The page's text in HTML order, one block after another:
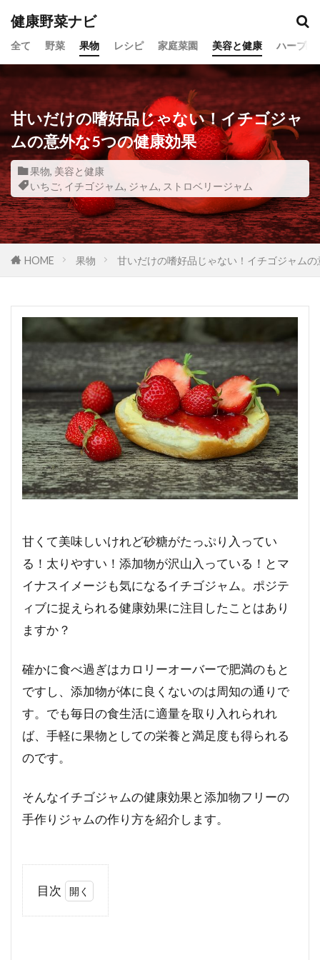
健康野菜ナビ
全て 野菜 果物 レシピ 家庭菜園 美容と健康 ハーブ
甘いだけの嗜好品じゃない！イチゴジャ
ムの意外な5つの健康効果
果物, 美容と健康
いちご, イチゴジャム, ジャム, ストロベリージャム
HOME 果物 甘いだけの嗜好品じゃない！イチゴジャム
甘くて美味しいけれど砂糖がたっぷり入ってい
る！太りやすい！添加物が沢山入っている！とマ
イナスイメージも気になるイチゴジャム。ポジテ
ィブに捉えられる健康効果に注目したことはあり
ますか？
確かに食べ過ぎはカロリーオーバーで肥満のもと
ですし、添加物が体に良くないのは周知の通りで
す。でも毎日の食生活に適量を取り入れられれ
ば、手軽に果物としての栄養と満足度も得られる
のです。
そんなイチゴジャムの健康効果と添加物フリーの
手作りジャムの作り方を紹介します。
目次